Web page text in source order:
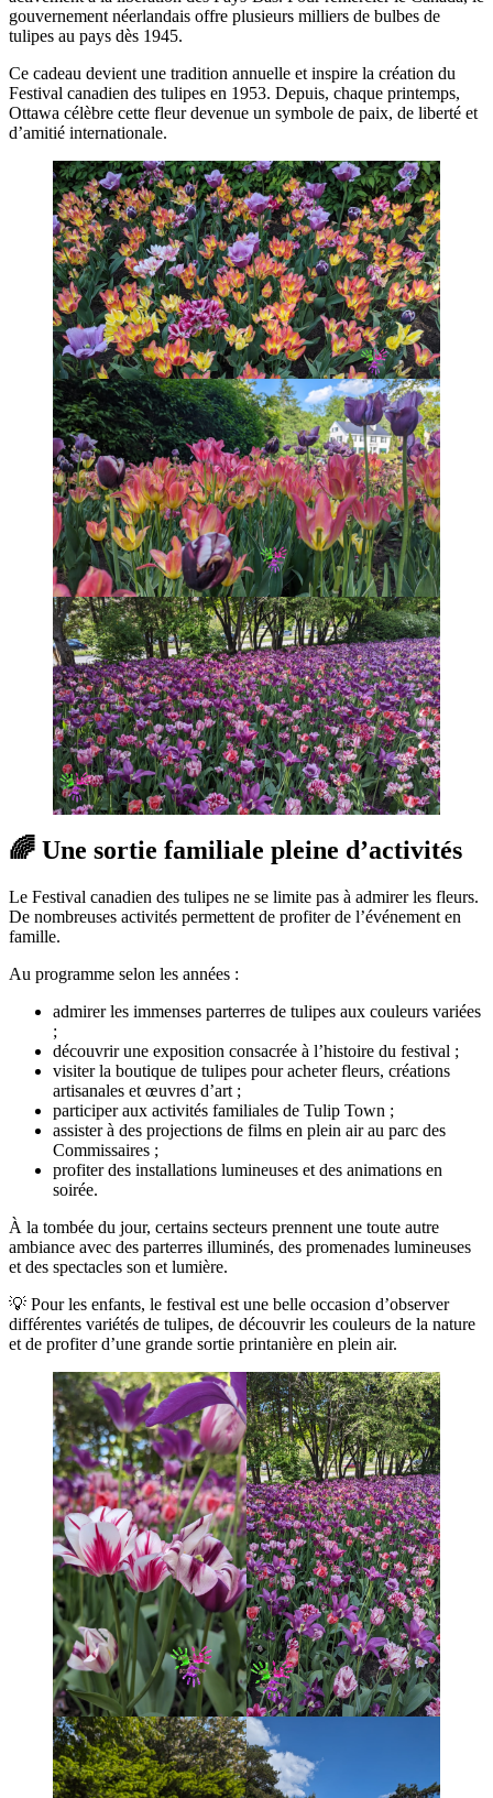
gouvernement néerlandais offre plusieurs milliers de bulbes de
tulipes au pays dès 1945.
Ce cadeau devient une tradition annuelle et inspire la création du
Festival canadien des tulipes en 1953. Depuis, chaque printemps,
Ottawa célèbre cette fleur devenue un symbole de paix, de liberté et
d’amitié internationale.
🌈 Une sortie familiale pleine d’activités
Le Festival canadien des tulipes ne se limite pas à admirer les fleurs.
De nombreuses activités permettent de profiter de l’événement en
famille.
Au programme selon les années :
admirer les immenses parterres de tulipes aux couleurs variées
;
découvrir une exposition consacrée à l’histoire du festival ;
visiter la boutique de tulipes pour acheter fleurs, créations
artisanales et œuvres d’art ;
participer aux activités familiales de Tulip Town ;
assister à des projections de films en plein air au parc des
Commissaires ;
profiter des installations lumineuses et des animations en
soirée.
À la tombée du jour, certains secteurs prennent une toute autre
ambiance avec des parterres illuminés, des promenades lumineuses
et des spectacles son et lumière.
💡 Pour les enfants, le festival est une belle occasion d’observer
différentes variétés de tulipes, de découvrir les couleurs de la nature
et de profiter d’une grande sortie printanière en plein air.